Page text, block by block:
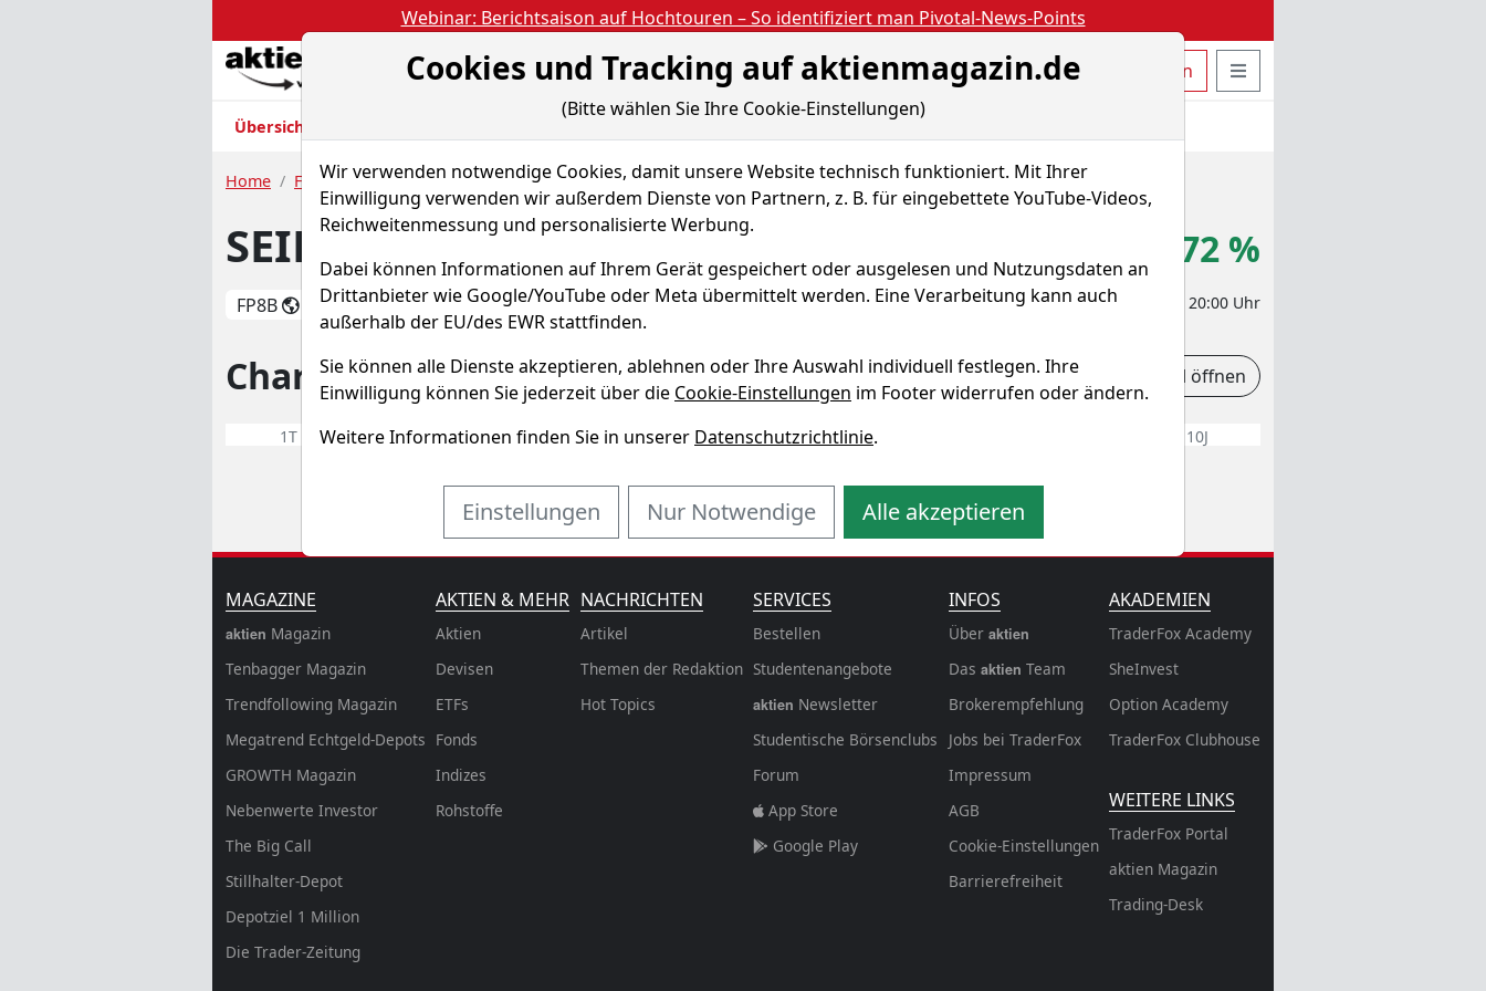
Webinar: Berichtsaison auf Hochtouren – So identifiziert man Pivotal-News-Points
Aktien Nachrichten Magazine Aktien- und Artikelsuche öffnen
Gratis Account Bestellen Login Seitennavigation öffnen
Übersicht
Home Fonds SEILERN GLOBAL TRUST - T
SEILERN GLOBAL TRUST - T
FP8B WKN 676583 ISIN AT0000818000
+0,72 %
Echtzeit-Aktienkurs 07.08.2026, 20:00 Uhr
Chart des SEILERN GLOBAL TRUST - T Fonds Charttool öffnen
1T 1W 3M 6M 1J 10J
MAGAZINE
aktien Magazin
Tenbagger Magazin
Trendfollowing Magazin
Megatrend Echtgeld-Depots
GROWTH Magazin
Nebenwerte Investor
The Big Call
Stillhalter-Depot
Depotziel 1 Million
Die Trader-Zeitung
AKTIEN & MEHR
Aktien
Devisen
ETFs
Fonds
Indizes
Rohstoffe
NACHRICHTEN
Artikel
Themen der Redaktion
Hot Topics
SERVICES
Bestellen
Studentenangebote
aktien Newsletter
Studentische Börsenclubs
Forum
App Store
Google Play
INFOS
Über aktien
Das aktien Team
Brokerempfehlung
Jobs bei TraderFox
Impressum
AGB
Cookie-Einstellungen
Barrierefreiheit
AKADEMIEN
TraderFox Academy
SheInvest
Option Academy
TraderFox Clubhouse
WEITERE LINKS
TraderFox Portal
aktien Magazin
Trading-Desk
Cookies und Tracking auf aktienmagazin.de
(Bitte wählen Sie Ihre Cookie-Einstellungen)
Wir verwenden notwendige Cookies, damit unsere Website technisch funktioniert. Mit Ihrer
Einwilligung verwenden wir außerdem Dienste von Partnern, z. B. für eingebettete YouTube-Videos,
Reichweitenmessung und personalisierte Werbung.
Dabei können Informationen auf Ihrem Gerät gespeichert oder ausgelesen und Nutzungsdaten an
Drittanbieter wie Google/YouTube oder Meta übermittelt werden. Eine Verarbeitung kann auch
außerhalb der EU/des EWR stattfinden.
Sie können alle Dienste akzeptieren, ablehnen oder Ihre Auswahl individuell festlegen. Ihre
Einwilligung können Sie jederzeit über die Cookie-Einstellungen im Footer widerrufen oder ändern.
Weitere Informationen finden Sie in unserer Datenschutzrichtlinie.
Einstellungen Nur Notwendige Alle akzeptieren